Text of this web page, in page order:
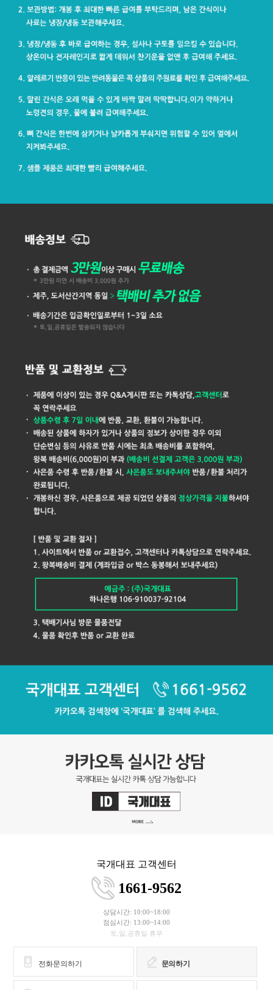
국개대표 고객센터
1661-9562
상담시간: 10:00~18:00
점심시간: 13:00~14:00
토,일,공휴일 휴무
전화문의하기 문의하기